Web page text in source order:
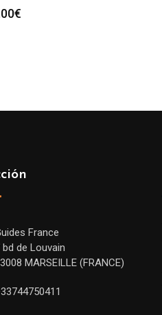
€
France
bd de Louvain
MARSEILLE (FRANCE)